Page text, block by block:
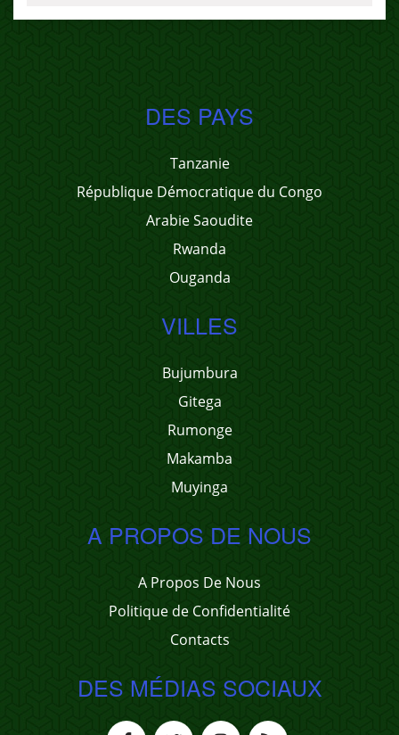
DES PAYS
Tanzanie
République Démocratique du Congo
Arabie Saoudite
Rwanda
Ouganda
VILLES
Bujumbura
Gitega
Rumonge
Makamba
Muyinga
A PROPOS DE NOUS
A Propos De Nous
Politique de Confidentialité
Contacts
DES MÉDIAS SOCIAUX